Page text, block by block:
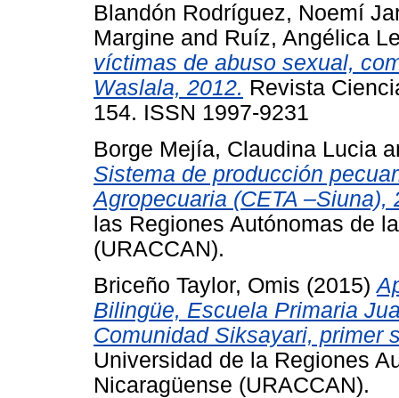
Blandón Rodríguez, Noemí
Margine and Ruíz, Angélica
víctimas de abuso sexual,
Waslala, 2012. Revista
154. ISSN 1997-9231
Borge Mejía, Claudina Lucia
Sistema de producción
Agropecuaria (CETA –Siuna),
las Regiones Autónomas de
(URACCAN).
Briceño Taylor, Omis (2015)
Bilingüe, Escuela Primaria
Comunidad Siksayari, primer
Universidad de la Regiones
Nicaragüense (URACCAN).